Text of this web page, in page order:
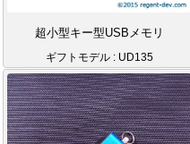
超小型キー型USBメモリ
ギフトモデル : UD135